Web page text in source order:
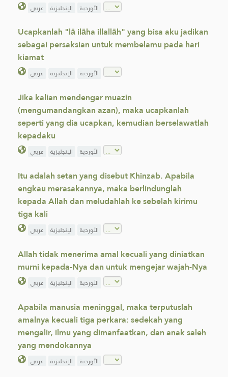
عربي الإنجليزية الأوردية
Ucapkanlah "lā ilāha illallāh" yang bisa aku jadikan
sebagai persaksian untuk membelamu pada hari
kiamat
عربي الإنجليزية الأوردية
Jika kalian mendengar muazin
(mengumandangkan azan), maka ucapkanlah
seperti yang dia ucapkan, kemudian berselawatlah
kepadaku
عربي الإنجليزية الأوردية
Itu adalah setan yang disebut Khinzab. Apabila
engkau merasakannya, maka berlindunglah
kepada Allah dan meludahlah ke sebelah kirimu
tiga kali
عربي الإنجليزية الأوردية
Allah tidak menerima amal kecuali yang diniatkan
murni kepada-Nya dan untuk mengejar wajah-Nya
عربي الإنجليزية الأوردية
Apabila manusia meninggal, maka terputuslah
amalnya kecuali tiga perkara: sedekah yang
mengalir, ilmu yang dimanfaatkan, dan anak saleh
yang mendokannya
عربي الإنجليزية الأوردية